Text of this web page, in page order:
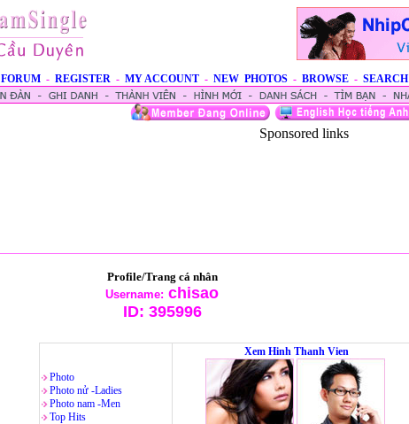
FORUM - REGISTER - MY ACCOUNT - NEW PHOTOS - BROWSE - SEARCH
Sponsored links
Profile/Trang cá nhân
Username: chisao
ID: 395996
Photo
Photo nử -Ladies
Photo nam -Men
Top Hits
Xem Hinh Thanh Vien